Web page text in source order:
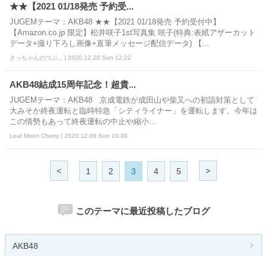
★★【2021 01/18発売 予約受...
JUGEMテーマ：AKB48 ★★【2021 01/18発売 予約受付中】
【Amazon.co.jp 限定】松井咲子1st写真集 咲子(特典:表紙アザーカット
データ+撮り下ろし画像+直筆メッセージ配信データ) 【...
さっちゃんのつぶ... | 2020.12.20 Sun 12:22
AKB48結成15周年記念！超貴...
JUGEMテーマ：AKB48 京成電鉄が成田山や柴又への初詣対策として
大みそか終夜運転と臨時特急「シティライナー」を運転します。今年は
この情勢もあって終夜運転の中止や縮小...
Leaf Moon Cherry | 2020.12.06 Sun 19:39
< 1 2 3 4 5 >
このテーマに最近投稿したブログ
AKB48